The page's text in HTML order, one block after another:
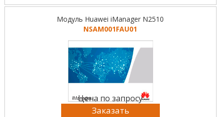
Модуль Huawei iManager N2510
NSAM001FAU01
Цена по запросу
Заказать